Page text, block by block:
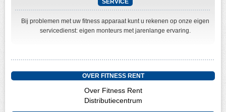
SERVICE
Bij problemen met uw fitness apparaat kunt u rekenen op onze eigen
servicedienst: eigen monteurs met jarenlange ervaring.
OVER FITNESS RENT
Over Fitness Rent
Distributiecentrum